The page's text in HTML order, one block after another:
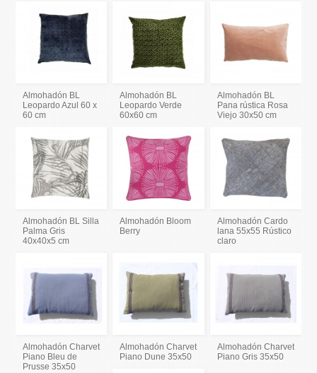
Almohadón BL
Leopardo Azul 60 x
60 cm
Almohadón BL
Leopardo Verde
60x60 cm
Almohadón BL
Pana rústica Rosa
Viejo 30x50 cm
Almohadón BL Silla
Palma Gris
40x40x5 cm
Almohadón Bloom
Berry
Almohadón Cardo
lana 55x55 Rústico
claro
Almohadón Charvet
Piano Bleu de
Prusse 35x50
Almohadón Charvet
Piano Dune 35x50
Almohadón Charvet
Piano Gris 35x50